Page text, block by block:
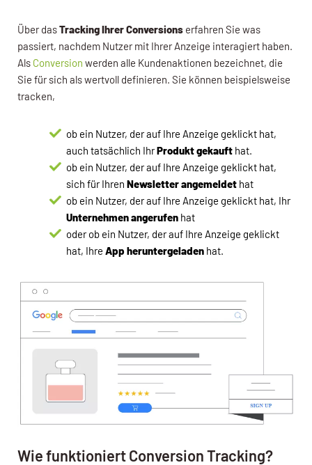
Über dasTracking Ihrer Conversions erfahren Sie was
passiert, nachdem Nutzer mit Ihrer Anzeige interagiert haben.
Als Conversion werden alle Kundenaktionen bezeichnet, die
Sie für sich als wertvoll definieren. Sie können beispielsweise
tracken,
ob ein Nutzer, der auf Ihre Anzeige geklickt hat,
auch tatsächlich IhrProdukt gekauft hat.
ob ein Nutzer, der auf Ihre Anzeige geklickt hat,
sich für Ihren Newsletter angemeldet hat
ob ein Nutzer, der auf Ihre Anzeige geklickt hat, Ihr
Unternehmen angerufen hat
oder ob ein Nutzer, der auf Ihre Anzeige geklickt
hat, Ihre App heruntergeladen hat.
Wie funktioniert Conversion Tracking?